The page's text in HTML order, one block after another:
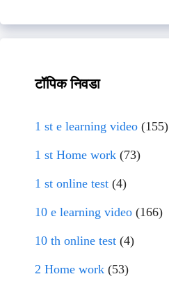
टॉपिक निवडा
1 st e learning video (155)
1 st Home work (73)
1 st online test (4)
10 e learning video (166)
10 th online test (4)
2 Home work (53)